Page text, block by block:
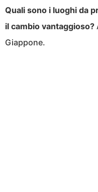
Quali sono i luoghi da
il cambio vantaggioso?
Giappone.